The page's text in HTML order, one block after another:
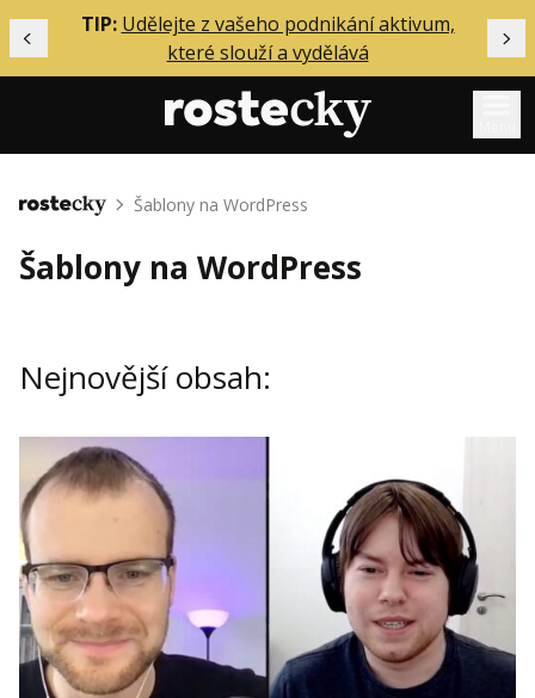
Předchozí
TIP: Udělejte z vašeho podnikání aktivum,
které slouží a vydělává
Mentoring
Podcasty
Solo
Inzerce
Přihlášení
Kontakt
Obchodní podmínky
Hledaná fráze Hledat
Domů Šablony na WordPress
Šablony na WordPress
Nejnovější obsah: